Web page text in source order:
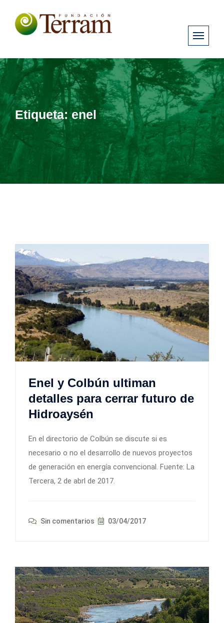
Etiqueta:enel
Enel y Colbún ultiman
detalles para cerrar futuro de
Hidroaysén
En el directorio de Colbún se discute si es
necesario o no el desarrollo de nuevos proyectos
de generación en energía convencional. Fuente: La
Tercera, 2 de abrl de 2017.
Sin comentarios 03/04/2017